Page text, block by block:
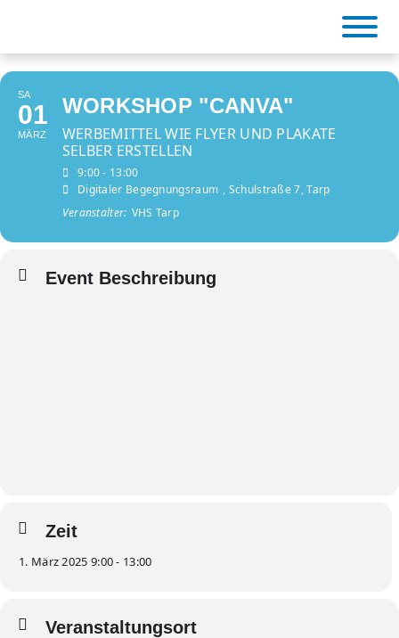
content
BiCa Tarp
SA
01
MÄRZ
WORKSHOP "CANVA"
WERBEMITTEL WIE FLYER UND PLAKATE
SELBER ERSTELLEN
9:00 - 13:00
Digitaler Begegnungsraum , Schulstraße 7, Tarp
Veranstalter: VHS Tarp
Event Beschreibung
Zeit
1. März 2025 9:00 - 13:00
Veranstaltungsort